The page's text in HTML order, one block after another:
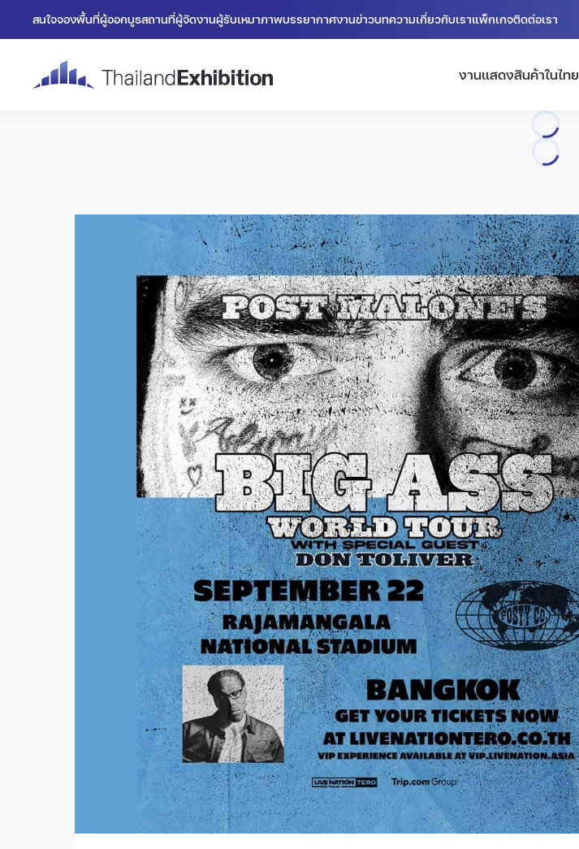
สนใจจองพื้นที่ผู้ออกบูธสถานที่ผู้จัดงานผู้รับเหมาภาพบรรยากาศงานข่าวบทความเกี่ยวกับเราแพ็กเกจติดต่อเรา
งานแสดงสินค้าในไทย